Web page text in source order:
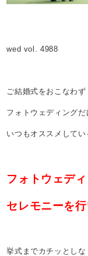
wed vol. 4988
ご結婚式をおこなわず
フォトウェディング
いつもオススメしてい
フォトウェデ
セレモニーを
挙式までカチッとし